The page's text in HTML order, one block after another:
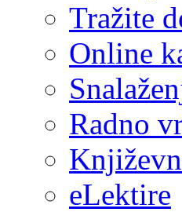
Tražite
Online
Radno
eLektire